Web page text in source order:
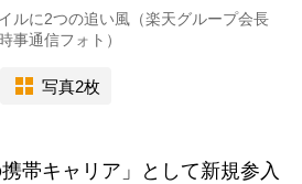
ルに2つの追い風（楽天グループ会長
事通信フォト）
写真2枚
帯キャリア」として新規参入